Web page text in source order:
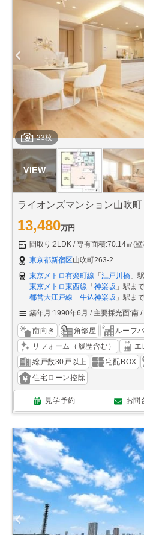
23枚
ライオンズマンション山吹町
13,480万円
間取り:2LDK
専有面積:70.14㎡(
東京都新宿区山吹町263-2
東京メトロ有楽町線 「江戸川橋 」
東京メトロ東西線 「神楽坂 」駅ま
都営大江戸線 「牛込神楽坂 」駅ま
築年月:1990年6月
主要採光面:南
南向き 角部屋
ルーフ
リフォーム（履歴含む）
エ
総戸数30戸以上
宅配BOX
住宅ローン控除
見学予約 お問